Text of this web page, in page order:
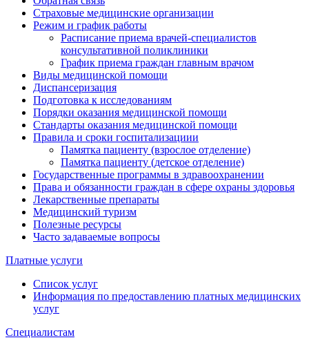
Страховые медицинские организации
Режим и график работы
Расписание приема врачей-специалистов
консультативной поликлиники
График приема граждан главным врачом
Виды медицинской помощи
Диспансеризация
Подготовка к исследованиям
Порядки оказания медицинской помощи
Стандарты оказания медицинской помощи
Правила и сроки госпитализациии
Памятка пациенту (взрослое отделение)
Памятка пациенту (детское отделение)
Государственные программы в здравоохранении
Права и обязанности граждан в сфере охраны здоровья
Лекарственные препараты
Медицинский туризм
Полезные ресурсы
Часто задаваемые вопросы
Платные услуги
Список услуг
Информация по предоставлению платных медицинских
услуг
Специалистам